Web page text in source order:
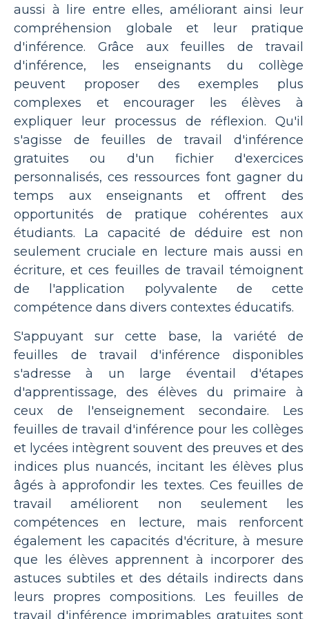
aussi à lire entre elles, améliorant ainsi leur
compréhension globale et leur pratique
d'inférence. Grâce aux feuilles de travail
d'inférence, les enseignants du collège
peuvent proposer des exemples plus
complexes et encourager les élèves à
expliquer leur processus de réflexion. Qu'il
s'agisse de feuilles de travail d'inférence
gratuites ou d'un fichier d'exercices
personnalisés, ces ressources font gagner du
temps aux enseignants et offrent des
opportunités de pratique cohérentes aux
étudiants. La capacité de déduire est non
seulement cruciale en lecture mais aussi en
écriture, et ces feuilles de travail témoignent
de l'application polyvalente de cette
compétence dans divers contextes éducatifs.
S'appuyant sur cette base, la variété de
feuilles de travail d'inférence disponibles
s'adresse à un large éventail d'étapes
d'apprentissage, des élèves du primaire à
ceux de l'enseignement secondaire. Les
feuilles de travail d'inférence pour les collèges
et lycées intègrent souvent des preuves et des
indices plus nuancés, incitant les élèves plus
âgés à approfondir les textes. Ces feuilles de
travail améliorent non seulement les
compétences en lecture, mais renforcent
également les capacités d'écriture, à mesure
que les élèves apprennent à incorporer des
astuces subtiles et des détails indirects dans
leurs propres compositions. Les feuilles de
travail d'inférence imprimables gratuites sont